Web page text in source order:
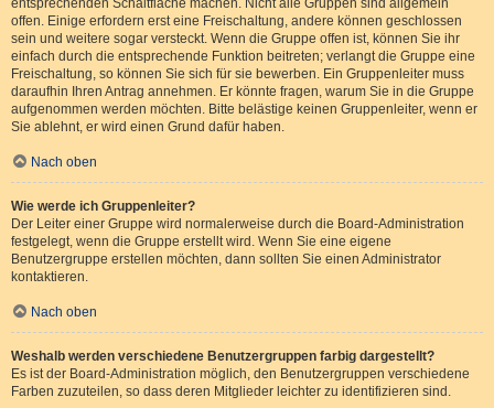
entsprechenden Schaltfläche machen. Nicht alle Gruppen sind allgemein
offen. Einige erfordern erst eine Freischaltung, andere können geschlossen
sein und weitere sogar versteckt. Wenn die Gruppe offen ist, können Sie ihr
einfach durch die entsprechende Funktion beitreten; verlangt die Gruppe eine
Freischaltung, so können Sie sich für sie bewerben. Ein Gruppenleiter muss
daraufhin Ihren Antrag annehmen. Er könnte fragen, warum Sie in die Gruppe
aufgenommen werden möchten. Bitte belästige keinen Gruppenleiter, wenn er
Sie ablehnt, er wird einen Grund dafür haben.
Nach oben
Wie werde ich Gruppenleiter?
Der Leiter einer Gruppe wird normalerweise durch die Board-Administration
festgelegt, wenn die Gruppe erstellt wird. Wenn Sie eine eigene
Benutzergruppe erstellen möchten, dann sollten Sie einen Administrator
kontaktieren.
Nach oben
Weshalb werden verschiedene Benutzergruppen farbig dargestellt?
Es ist der Board-Administration möglich, den Benutzergruppen verschiedene
Farben zuzuteilen, so dass deren Mitglieder leichter zu identifizieren sind.